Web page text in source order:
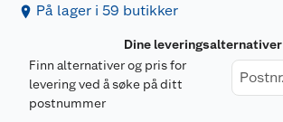
På lager i 59 butikker
Dine leveringsalternativer
Finn alternativer og pris for
levering ved å søke på ditt
postnummer